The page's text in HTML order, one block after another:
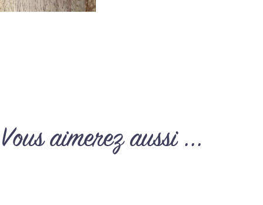
Vous aimerez aussi ...